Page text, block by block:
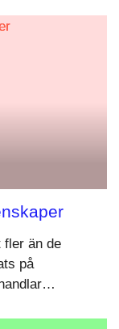
fler än de
på